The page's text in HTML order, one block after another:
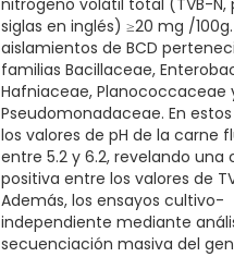
nitrógeno volátil total (TVB-N,
siglas en inglés) ≥20 mg /
aislamientos de BCD
familias Bacillaceae,
Hafniaceae, Planococcaceae
Pseudomonadaceae. En
los valores de pH de la carne
entre 5.2 y 6.2, revelando una
positiva entre los valores de
Además, los ensayos cultivo-
independiente mediante
secuenciación masiva del gen